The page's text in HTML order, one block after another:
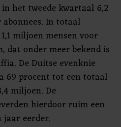
het tweede kwartaal 6,2
In totaal
miljoen mensen voor
onder meer bekend is
De Duitse evenknie
69 procent tot een totaal
miljoen. De
hierdoor ruim een
jaar eerder.